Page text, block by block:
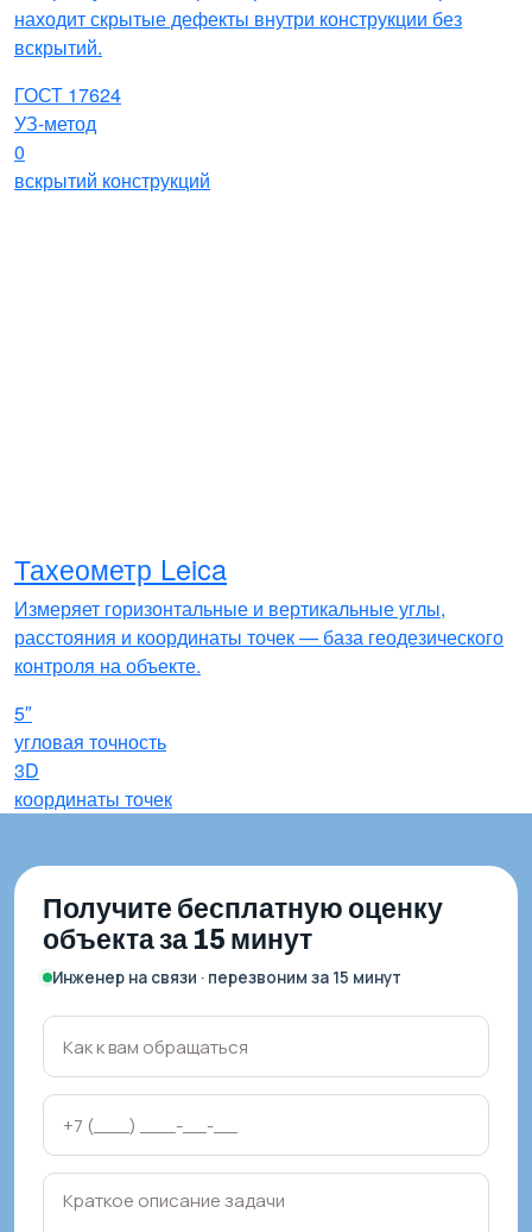
находит скрытые дефекты внутри конструкции без
вскрытий.
ГОСТ 17624
УЗ-метод
0
вскрытий конструкций
Тахеометр Leica
Измеряет горизонтальные и вертикальные углы,
расстояния и координаты точек — база геодезического
контроля на объекте.
5″
угловая точность
3D
координаты точек
Получите бесплатную оценку
объекта за 15 минут
Инженер на связи · перезвоним за 15 минут